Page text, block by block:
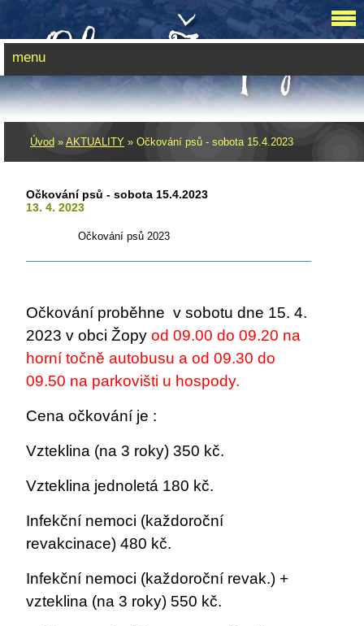
Úvod » AKTUALITY » Očkování psů - sobota 15.4.2023
Očkování psů - sobota 15.4.2023
13. 4. 2023
Očkování psů 2023
Očkování proběhne v sobotu dne 15. 4.
2023 v obci Žopy od 09.00 do 09.20 na
horní točně autobusu a od 09.30 do
09.50 na parkovišti u hospody.
Cena očkování je :
Vzteklina (na 3 roky) 350 kč.
Vzteklina jednoletá 180 kč.
Infekční nemoci (každoroční
revakcinace) 480 kč.
Infekční nemoci (každoroční revak.) +
vzteklina (na 3 roky) 550 kč.
menu